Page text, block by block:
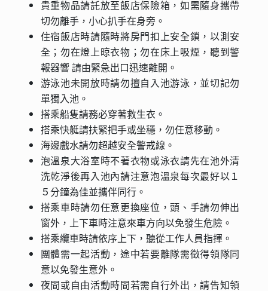
貴重物品請託放至飯店保險箱，如需隨身攜帶
切勿離手，小心扒手在身旁。
住宿飯店時請隨時將房門扣上安全鎖，以測安
全；勿在燈上晾衣物；勿在床上吸煙，聽到警
報器響 請由緊急出口迅速離開。
游泳池未開放時請勿擅自入池游泳，並切記勿
單獨入池。
搭乘船隻請務必穿著救生衣。
搭乘快艇請扶緊把手或坐穩，勿任意移動。
海邊戲水請勿超越安全警戒線。
泡溫泉大浴室時不著衣物或泳衣請先在池外清
洗乾淨後再入池內請注意泡溫泉每次最好以１
５分鐘為佳並攜伴同行。
搭乘車時請勿任意更換座位，頭、手請勿伸出
窗外，上下車時注意來車方向以免發生危險。
搭乘纜車時請依序上下，聽從工作人員指揮。
團體需一起活動，途中若要離隊需徵得領隊同
意以免發生意外。
夜間或自由活動時間若需自行外出，請告知領